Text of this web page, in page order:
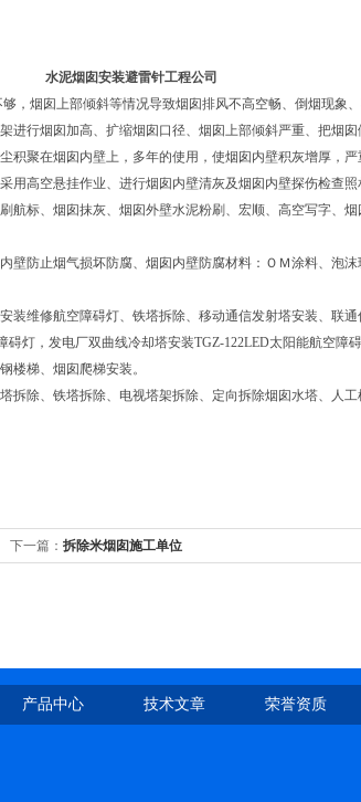
水泥烟囱安装避雷针工程公司
，烟囱上部倾斜等情况导致烟囱排风不高空畅、倒烟现象
进行烟囱加高、扩缩烟囱口径、烟囱上部倾斜严重、把烟
积聚在烟囱内壁上，多年的使用，使烟囱内壁积灰增厚，
用高空悬挂作业、进行烟囱内壁清灰及烟囱内壁探伤检查照
航标、烟囱抹灰、烟囱外壁水泥粉刷、宏顺、高空写字、
壁防止烟气损坏防腐、烟囱内壁防腐材料：ＯＭ涂料、泡沫
装维修航空障碍灯、铁塔拆除、移动通信发射塔安装、联
灯，发电厂双曲线冷却塔安装TGZ-122LED太阳能航空障
楼梯、烟囱爬梯安装。
拆除、铁塔拆除、电视塔架拆除、定向拆除烟囱水塔、人
下一篇： 拆除米烟囱施工单位
产品中心 技术文章 荣誉资质